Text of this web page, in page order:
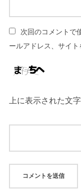
次回のコメントで
ールアドレス、サイト
上に表示された文